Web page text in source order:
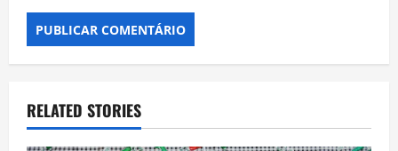
RELATED STORIES